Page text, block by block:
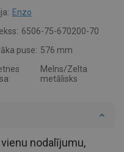
Enzo
6506-75-670200-70
puse: 576 mm
Melns/Zelta
metālisks
nodalījumu,